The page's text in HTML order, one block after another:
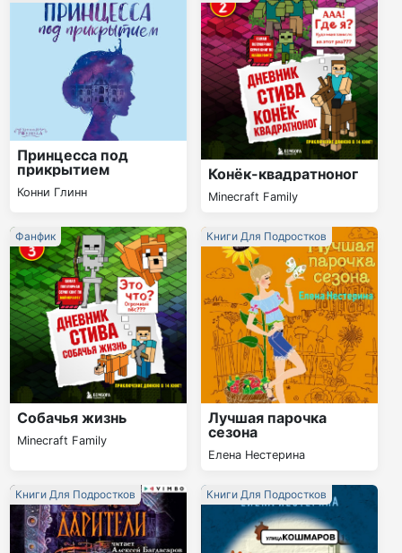
Принцесса под
прикрытием
Конни Глинн
Конёк-квадратноног
Minecraft Family
Собачья жизнь
Minecraft Family
Фанфик
Лучшая парочка
сезона
Елена Нестерина
Книги Для Подростков
Книги Для Подростков Книги Для Подростков